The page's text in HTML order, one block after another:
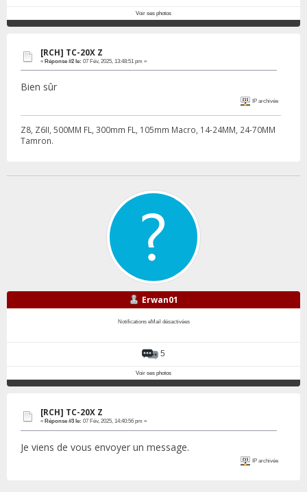
Voir ses photos
[RCH] TC-20X Z
« Réponse #2 le: 07 Fév, 2025, 13:48:51 pm »
Bien sûr
IP archivée
Z8, Z6II, 500MM FL, 300mm FL, 105mm Macro, 14-24MM, 24-70MM
Tamron.
Erwan01
Notifications eMail désactivées
5
Voir ses photos
[RCH] TC-20X Z
« Réponse #3 le: 07 Fév, 2025, 14:40:56 pm »
Je viens de vous envoyer un message.
IP archivée